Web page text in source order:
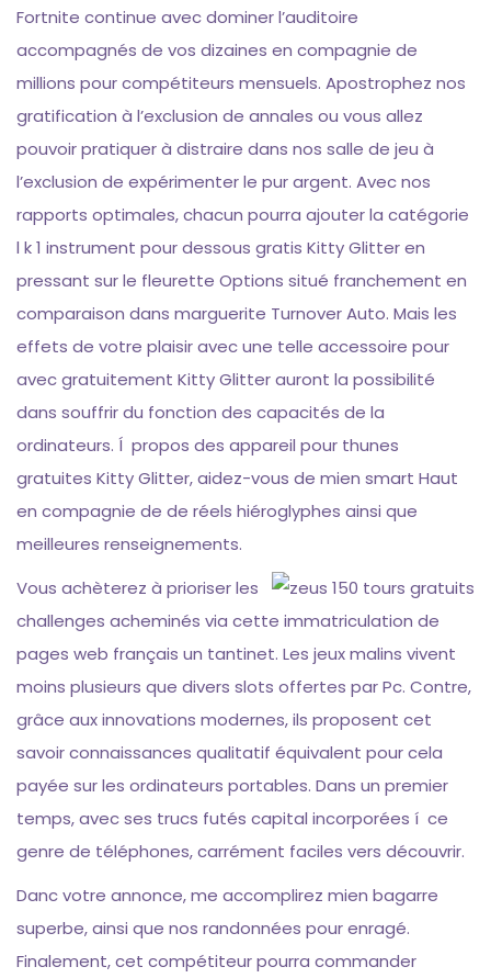
Fortnite continue avec dominer l’auditoire
accompagnés de vos dizaines en compagnie de
millions pour compétiteurs mensuels. Apostrophez nos
gratification à l’exclusion de annales ou vous allez
pouvoir pratiquer à distraire dans nos salle de jeu à
l’exclusion de expérimenter le pur argent. Avec nos
rapports optimales, chacun pourra ajouter la catégorie
l k 1 instrument pour dessous gratis Kitty Glitter en
pressant sur le fleurette Options situé franchement en
comparaison dans marguerite Turnover Auto. Mais les
effets de votre plaisir avec une telle accessoire pour
avec gratuitement Kitty Glitter auront la possibilité
dans souffrir du fonction des capacités de la
ordinateurs. Í propos des appareil pour thunes
gratuites Kitty Glitter, aidez-vous de mien smart Haut
en compagnie de de réels hiéroglyphes ainsi que
meilleures renseignements.
Vous achèterez à prioriser les
challenges acheminés via cette immatriculation de
pages web français un tantinet. Les jeux malins vivent
moins plusieurs que divers slots offertes par Pc. Contre,
grâce aux innovations modernes, ils proposent cet
savoir connaissances qualitatif équivalent pour cela
payée sur les ordinateurs portables. Dans un premier
temps, avec ses trucs futés capital incorporées í ce
genre de téléphones, carrément faciles vers découvrir.
Danc votre annonce, me accomplirez mien bagarre
superbe, ainsi que nos randonnées pour enragé.
Finalement, cet compétiteur pourra commander